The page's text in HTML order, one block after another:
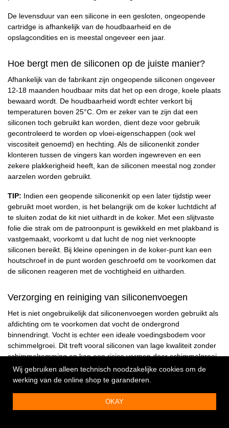
De levensduur van een silicone in een gesloten, ongeopende
cartridge is afhankelijk van de houdbaarheid en de
opslagcondities en is meestal ongeveer een jaar.
Hoe bergt men de siliconen op de juiste manier?
Afhankelijk van de fabrikant zijn ongeopende siliconen ongeveer
12-18 maanden houdbaar mits dat het op een droge, koele plaats
bewaard wordt. De houdbaarheid wordt echter verkort bij
temperaturen boven 25°C. Om er zeker van te zijn dat een
siliconen toch gebruikt kan worden, dient deze voor gebruik
gecontroleerd te worden op vloei-eigenschappen (ook wel
viscositeit genoemd) en hechting. Als de siliconenkit zonder
klonteren tussen de vingers kan worden ingewreven en een
zekere plakkerigheid heeft, kan de siliconen meestal nog zonder
aarzelen worden gebruikt.
TIP: Indien een geopende siliconenkit op een later tijdstip weer
gebruikt moet worden, is het belangrijk om de koker luchtdicht af
te sluiten zodat de kit niet uithardt in de koker. Met een slijtvaste
folie die strak om de patroonpunt is gewikkeld en met plakband is
vastgemaakt, voorkomt u dat lucht de nog niet verknoopte
siliconen bereikt. Bij kleine openingen in de koker-punt kan een
houtschroef in de punt worden geschroefd om te voorkomen dat
de siliconen reageren met de vochtigheid en uitharden.
Verzorging en reiniging van siliconenvoegen
Het is niet ongebruikelijk dat siliconenvoegen worden gebruikt als
afdichting om te voorkomen dat vocht de ondergrond
binnendringt. Vocht is echter een ideale voedingsbodem voor
schimmelgroei. Dit treft vooral siliconen van lage kwaliteit zonder
schimmelremming en kan een risico vormen door schimmelgroei.
Zowel wat betreft de strakheid van de voeg als voor uw
gezondheid, want schimmelsporen kunnen allergieën en astma
siliconenvoegen volledig worden vernieuwd, wat een behoorlijke
inspanning is. Al onze siliconen hebben schimmelwerende
Wij gebruiken alleen technisch noodzakelijke cookies om de
werking van de online shop te garanderen.
OKAY